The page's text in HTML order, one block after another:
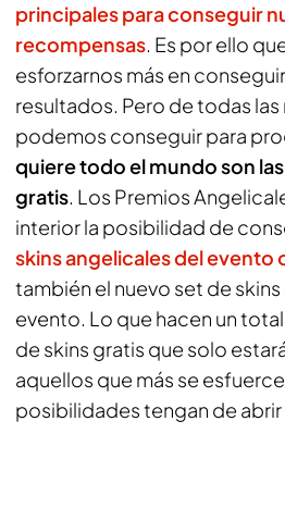
principales para conseguir
recompensas. Es por ello
esforzarnos más en
resultados. Pero de todas
podemos conseguir para
quiere todo el mundo son
gratis. Los Premios
interior la posibilidad de
skins angelicales del evento
también el nuevo set de skins
evento. Lo que hacen un
de skins gratis que solo
aquellos que más se
posibilidades tengan de